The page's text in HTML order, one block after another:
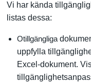
Vi har kända
listas dessa:
Otillgängliga
uppfylla
Excel-dokument.